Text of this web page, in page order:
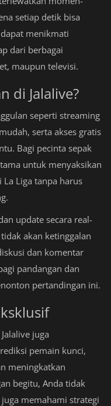
setiap detik bisa
menikmati
dari berbagai
maupun televisi.
di Jalalive?
seperti streaming
serta akses gratis
Bagi pecinta sepak
untuk menyaksikan
Liga tanpa harus
update secara real-
akan ketinggalan
dan komentar
pandangan dan
pertandingan ini.
juga
pemain kunci,
meningkatkan
begitu, Anda tidak
memahami strategi